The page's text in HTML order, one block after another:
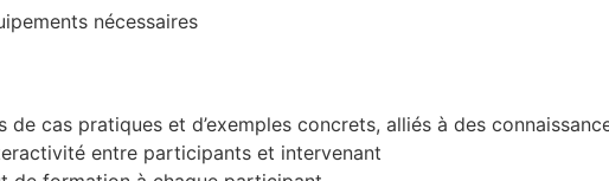
nécessaires
cas pratiques et d’exemples concrets, alliés à des
entre participants et intervenant